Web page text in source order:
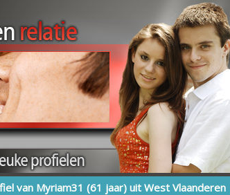
van Myriam31 (61 jaar) uit West Vlaanderen